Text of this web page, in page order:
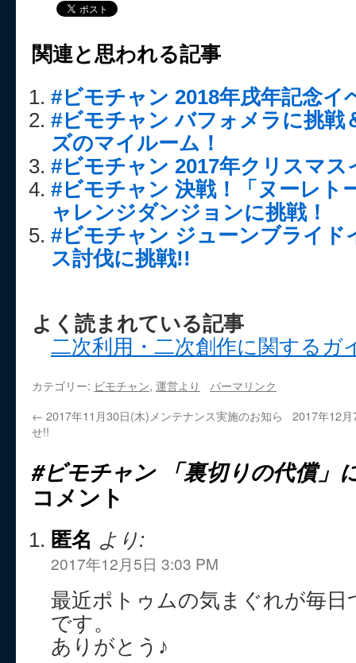
関連と思われる記事
#ビモチャン 2018年戌年記念イ
#ビモチャン バフォメラに挑戦
ズのマイルーム！
#ビモチャン 2017年クリスマス
#ビモチャン 決戦！「ヌーレト
ャレンジダンジョンに挑戦！
#ビモチャン ジューンブライド
ス討伐に挑戦!!
よく読まれている記事
二次利用・二次創作に関するガ
カテゴリー: ビモチャン, 運営より
パーマリンク
← 2017年11月30日(木)メンテナンス実施のお知ら
せ!!
2017年12
#ビモチャン 「裏切りの代償」
コメント
匿名 より:
2017年12月5日 3:03 PM
最近ポトゥムの気まぐれが毎
です。
ありがとう♪